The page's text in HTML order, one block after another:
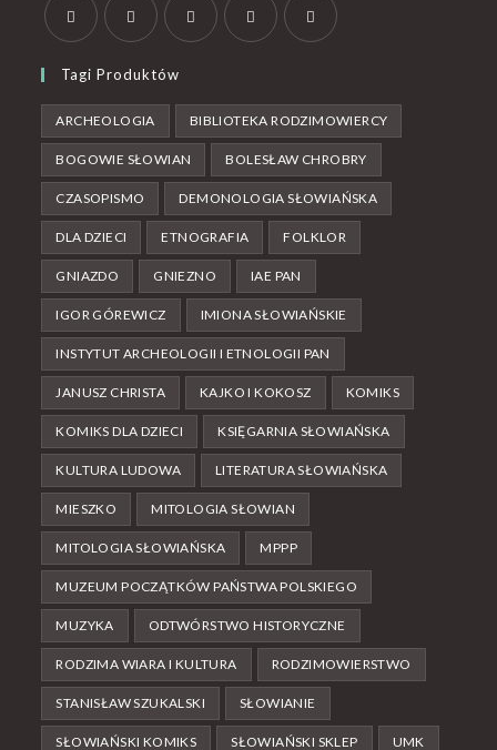
Tagi Produktów
ARCHEOLOGIA BIBLIOTEKA RODZIMOWIERCY
BOGOWIE SŁOWIAN BOLESŁAW CHROBRY
CZASOPISMO DEMONOLOGIA SŁOWIAŃSKA
DLA DZIECI ETNOGRAFIA FOLKLOR
GNIAZDO GNIEZNO IAE PAN
IGOR GÓREWICZ IMIONA SŁOWIAŃSKIE
INSTYTUT ARCHEOLOGII I ETNOLOGII PAN
JANUSZ CHRISTA KAJKO I KOKOSZ KOMIKS
KOMIKS DLA DZIECI KSIĘGARNIA SŁOWIAŃSKA
KULTURA LUDOWA LITERATURA SŁOWIAŃSKA
MIESZKO MITOLOGIA SŁOWIAN
MITOLOGIA SŁOWIAŃSKA MPPP
MUZEUM POCZĄTKÓW PAŃSTWA POLSKIEGO
MUZYKA ODTWÓRSTWO HISTORYCZNE
RODZIMA WIARA I KULTURA RODZIMOWIERSTWO
STANISŁAW SZUKALSKI SŁOWIANIE
SŁOWIAŃSKI KOMIKS SŁOWIAŃSKI SKLEP UMK